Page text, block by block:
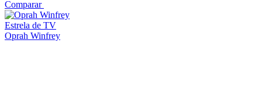
Comparar
Estrela de TV
Oprah Winfrey